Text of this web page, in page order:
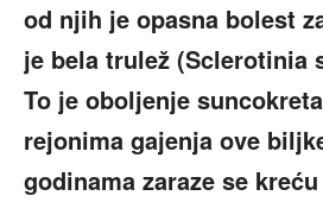
od njih je opasna bolest
je bela trulež (Sclerotinia
To je oboljenje
rejonima gajenja ove
godinama zaraze se